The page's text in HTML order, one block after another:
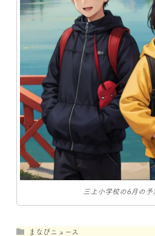
三上小学校の6月の予
まなびニュース